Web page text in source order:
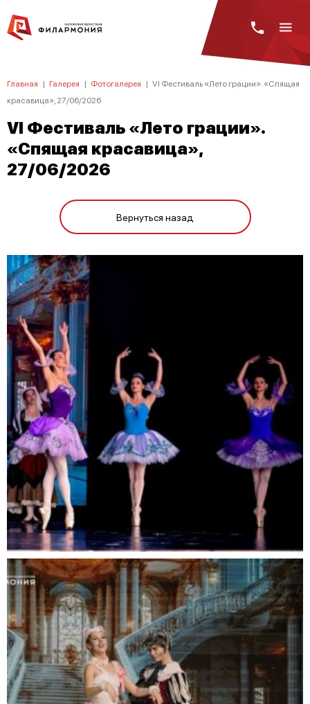
Главная | Галерея | Фотогалерея | VI Фестиваль «Лето грации». «Спящая
красавица», 27/06/2026
VI Фестиваль «Лето грации».
«Спящая красавица»,
27/06/2026
Вернуться назад